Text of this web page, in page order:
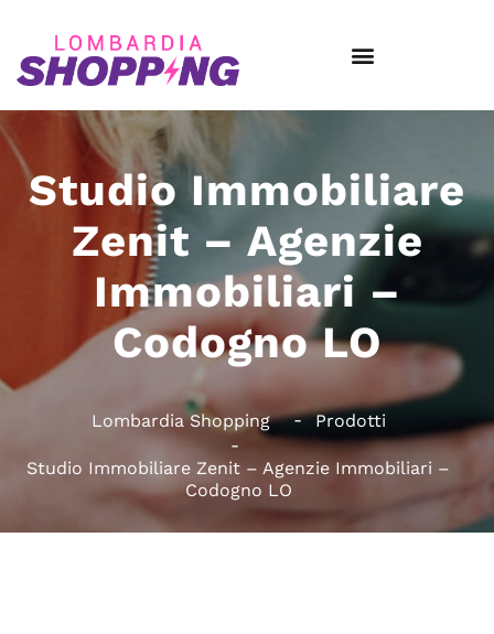
Studio Immobiliare
Zenit – Agenzie
Immobiliari –
Codogno LO
Lombardia Shopping Prodotti
Studio Immobiliare Zenit – Agenzie Immobiliari –
Codogno LO